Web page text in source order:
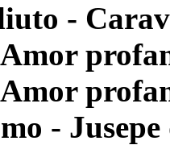
-
- Jusepe